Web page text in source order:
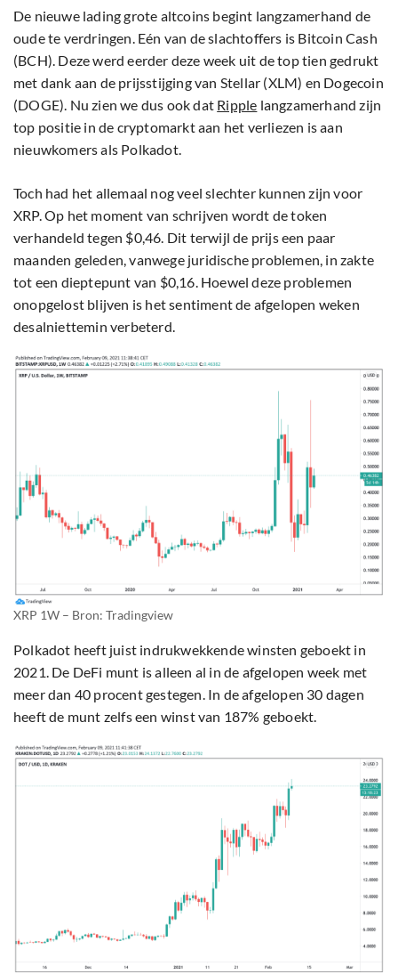
De nieuwe lading grote altcoins begint langzamerhand de
oude te verdringen. Eén van de slachtoffers is Bitcoin Cash
(BCH). Deze werd eerder deze week uit de top tien gedrukt
met dank aan de prijsstijging van Stellar (XLM) en Dogecoin
(DOGE). Nu zien we dus ook dat Ripple langzamerhand zijn
top positie in de cryptomarkt aan het verliezen is aan
nieuwkomers als Polkadot.
Toch had het allemaal nog veel slechter kunnen zijn voor
XRP. Op het moment van schrijven wordt de token
verhandeld tegen $0,46. Dit terwijl de prijs een paar
maanden geleden, vanwege juridische problemen, in zakte
tot een dieptepunt van $0,16. Hoewel deze problemen
onopgelost blijven is het sentiment de afgelopen weken
desalniettemin verbeterd.
XRP 1W – Bron: Tradingview
Polkadot heeft juist indrukwekkende winsten geboekt in
2021. De DeFi munt is alleen al in de afgelopen week met
meer dan 40 procent gestegen. In de afgelopen 30 dagen
heeft de munt zelfs een winst van 187% geboekt.